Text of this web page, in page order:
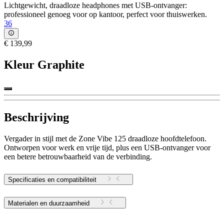
Lichtgewicht, draadloze headphones met USB-ontvanger:
professioneel genoeg voor op kantoor, perfect voor thuiswerken.
36
€ 139,99
Kleur Graphite
Beschrijving
Vergader in stijl met de Zone Vibe 125 draadloze hoofdtelefoon.
Ontworpen voor werk en vrije tijd, plus een USB-ontvanger voor
een betere betrouwbaarheid van de verbinding.
Specificaties en compatibiliteit
Materialen en duurzaamheid